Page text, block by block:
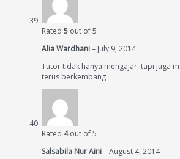
Rated 5 out of 5
Alia Wardhani– July 9, 2014
Tutor tidak hanya mengajar, tapi juga
terus berkembang.
Rated 4out of 5
Salsabila Nur Aini–August 4, 2014